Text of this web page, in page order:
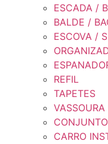
ESCADA /
BALDE /
ESCOVA /
REFIL
TAPETES
CARRO